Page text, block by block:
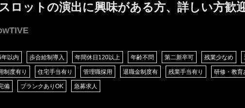
ロットの演出に興味がある方、詳しい方歓
以内 歩合給制導入 年間休日120以上 年齢不問 第二新卒可 残業少なめ
制度有り 住宅手当有り 管理職採用 退職金制度有 残業手当有り 研修・教育
備 ブランクありOK 急募求人